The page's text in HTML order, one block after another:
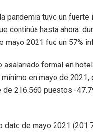
pandemia tuvo un
continúa hasta ahora:
mayo 2021 fue un 57%
asalariado formal en
mínimo en mayo de
de 216.560 puestos -
dato de mayo 2021